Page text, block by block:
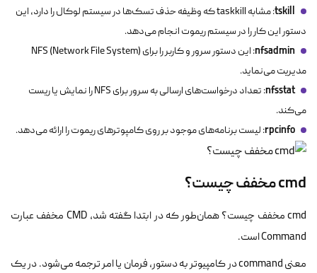
tskill: مشابهtaskkillکه وظیفه حذف تسک‌ها در سیستم لوکال را دارد، این
دستور این کار را در سیستم ریموت انجام می‌دهد.
nfsadmin
: این دستور سرور و کاربر را برای NFS (Network File System)
مدیریت می‌نماید.
nfsstat
: تعداد درخواست‌های ارسالی به سرور برای NFS را نمایش یا ریست
می‌کند.
rpcinfo: لیست برنامه‌های موجود بر روی کامپوترهای ریموت را ارائه می‌دهد.
cmd مخفف چیست؟
cmd مخفف چیست؟ همان‌طور که در ابتدا گفته شد، CMD مخفف عبارت
Command است.
معنی command در کامپیوتر به دستور، فرمان یا امر ترجمه می‌شود. در یک